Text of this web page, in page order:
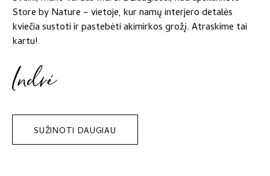
Store by Nature – vietoje, kur namų interjero detalės
kviečia sustoti ir pastebėti akimirkos grožį. Atraskime tai
kartu!
SUŽINOTI DAUGIAU